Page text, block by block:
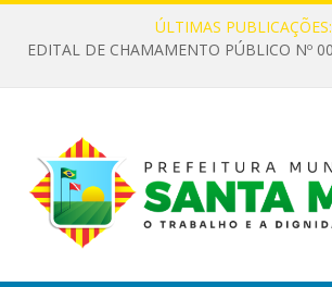
ÚLTIMAS PUBLICAÇÕES: